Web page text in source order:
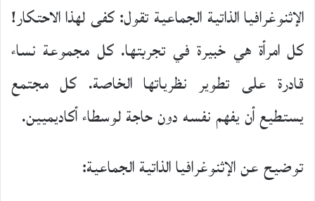
الإثنوغرافيا الذاتية الجماعية تقول: كفى لهذا الاحتكار!
كل امرأة هي خبيرة في تجربتها. كل مجموعة نساء
قادرة على تطوير نظرياتها الخاصة. كل مجتمع
يستطيع أن يفهم نفسه دون حاجة لوسطاء أكاديميين.
توضيح عن الإثنوغرافيا الذاتية الجماعية: